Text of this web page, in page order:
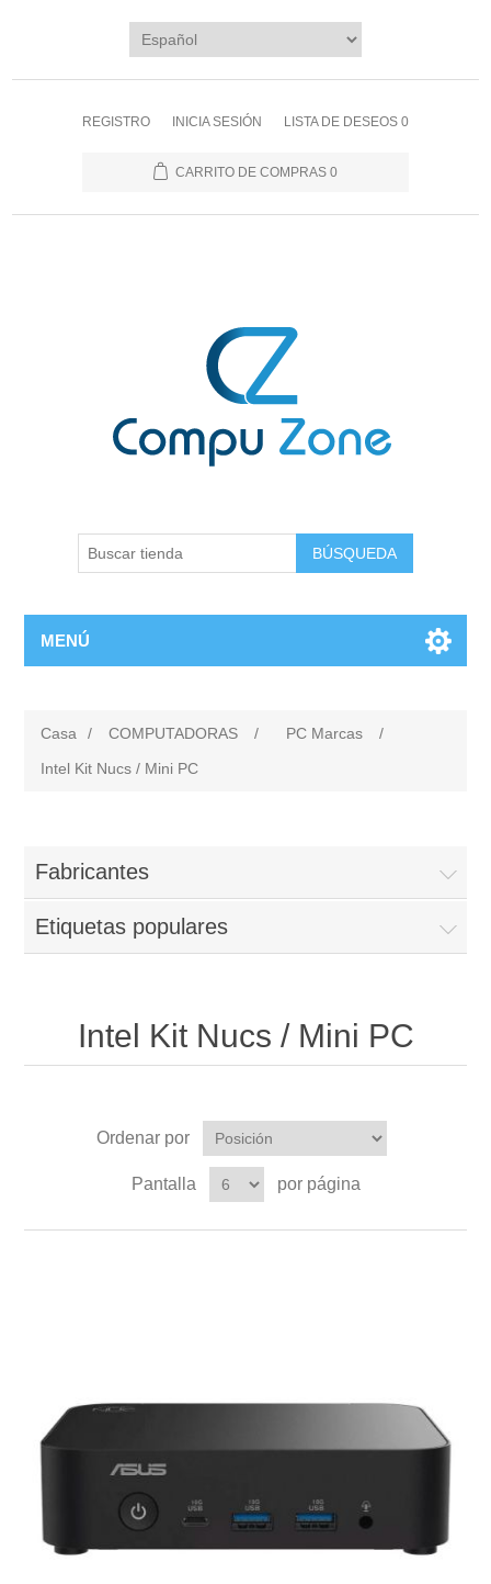
REGISTRO INICIA SESIÓN LISTA DE DESEOS 0
CARRITO DE COMPRAS 0
BÚSQUEDA
MENÚ
Casa / COMPUTADORAS / PC Marcas
/
Intel Kit Nucs / Mini PC
Fabricantes
Etiquetas populares
Intel Kit Nucs / Mini PC
Ordenar por
Pantalla por página